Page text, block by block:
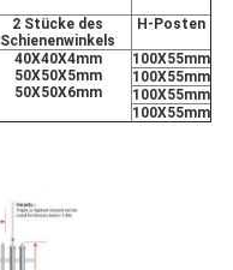
2 Stücke des
Schienenwinkels
H-Posten
40X40X4mm
50X50X5mm
50X50X6mm
100X55mm
100X55mm
100X55mm
100X55mm